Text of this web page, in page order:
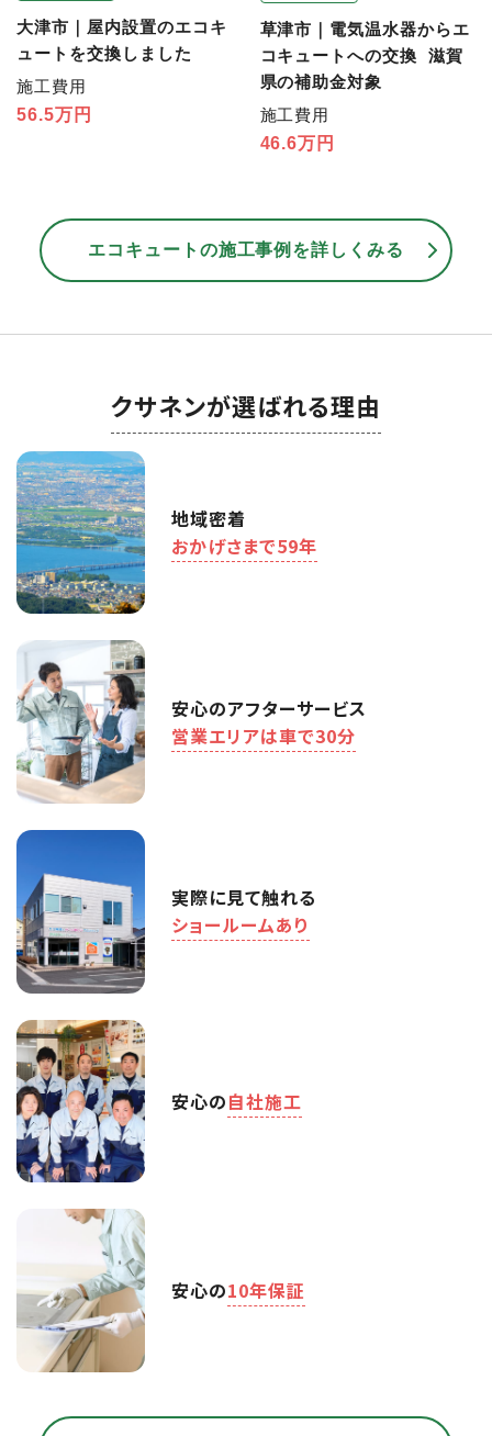
大津市｜屋内設置のエコキ
ュートを交換しました
施工費用
56.5万円
草津市｜電気温水器からエ
コキュートへの交換 滋賀
県の補助金対象
施工費用
46.6万円
エコキュートの施工事例を詳しくみる
クサネンが選ばれる理由
地域密着
おかげさまで59年
安心のアフターサービス
営業エリアは車で30分
実際に見て触れる
ショールームあり
安心の自社施工
安心の10年保証